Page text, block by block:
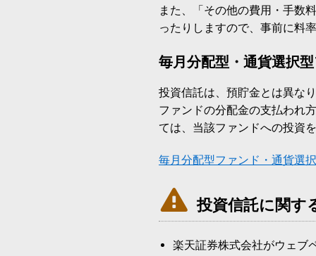
また、「その他の費用・手数
ったりしますので、事前に料
毎月分配型・通貨選択
投資信託は、預貯金とは異な
ファンドの分配金の支払われ
ては、当該ファンドへの投資
毎月分配型ファンド・通貨選
 投資信託に関す
楽天証券株式会社がウェブ